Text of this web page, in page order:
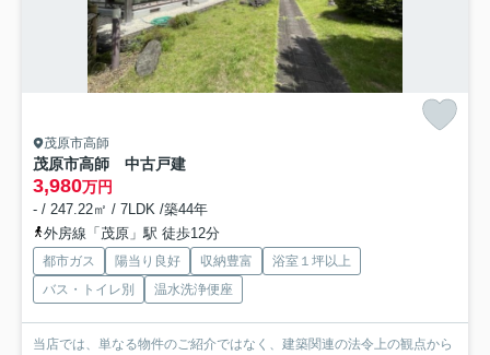
茂原市高師
茂原市高師 中古戸建
3,980万円
- / 247.22㎡ / 7LDK /築44年
外房線「茂原」駅 徒歩12分
都市ガス 陽当り良好 収納豊富
浴室１坪以上
バス・トイレ別
温水洗浄便座
当店では、単なる物件のご紹介ではなく、建築関連の法令上の観点から